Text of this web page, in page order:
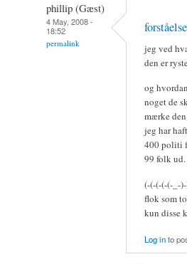
phillip (Gæst)
4 May, 2008 -
18:52
permalink
forståelse
jeg ved
den er
og
noget de
mærke
jeg har
400 politi
99 folk ud.
(-(-(-(-(-_-
flok som
kun disse
Log into